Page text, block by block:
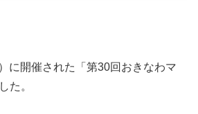
に開催された「第30回おきなわマ
た。